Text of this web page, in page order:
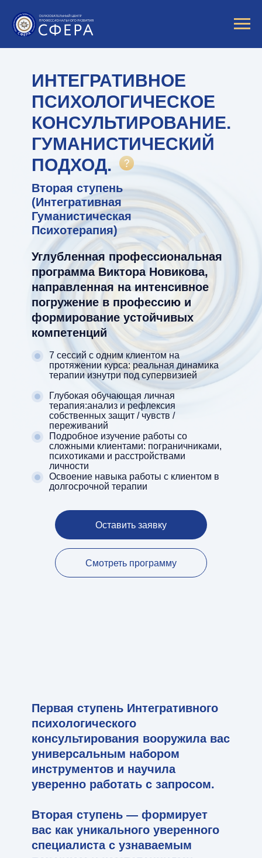
Оставить заявку
Смотреть программу
Освоение навыка работы с клиентом в
долгосрочной терапии
Подробное изучение работы со
сложными клиентами: пограничниками,
психотиками и расстройствами
личности
Глубокая обучающая личная
терапия:анализ и рефлексия
собственных защит / чувств /
переживаний
7 сессий с одним клиентом на
протяжении курса: реальная динамика
терапии изнутри под супервизией
Углубленная профессиональная
программа Виктора Новикова,
направленная на интенсивное
погружение в профессию и
формирование устойчивых
компетенций
Вторая ступень
(Интегративная
Гуманистическая
Психотерапия)
ИНТЕГРАТИВНОЕ
ПСИХОЛОГИЧЕСКОЕ
КОНСУЛЬТИРОВАНИЕ.
ГУМАНИСТИЧЕСКИЙ
ПОДХОД.
Первая ступень Интегративного
психологического
консультирования вооружила вас
универсальным набором
инструментов и научила
уверенно работать с запросом.
Вторая ступень — формирует
вас как уникального уверенного
специалиста с узнаваемым